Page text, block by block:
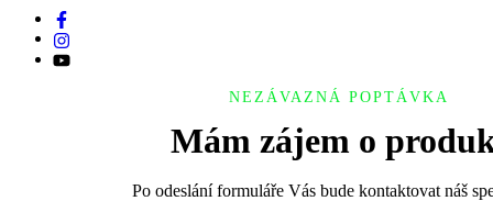
NEZÁVAZNÁ POPTÁVKA
Mám zájem o
Po odeslání formuláře Vás bude kontaktovat náš